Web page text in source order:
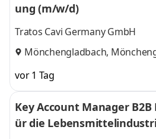
ung (m/w/d)
Tratos Cavi Germany GmbH
Mönchengladbach,
vor 1 Tag
Key Account Manager
ür die